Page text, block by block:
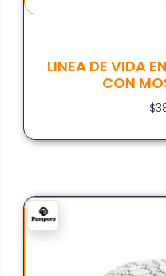
LINEA DE VIDA
CON
$